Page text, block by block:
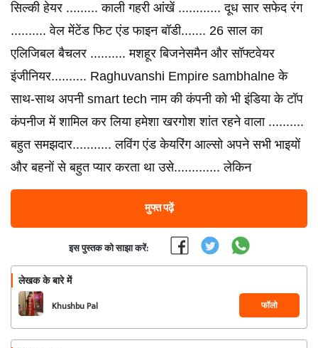
सिल्की हेयर ......... काली गहरी आंखें ............ दूध सार सफेद रंग
.......... वेल मेंटेंड फिट एंड फाइन बॉडी....... 26 साल का
एलिजिबल बैचलर .......... मशहूर बिजनेसमैन और सॉफ्टवेयर
इंजीनियर.......... Raghuvanshi Empire sambhalne के
साथ-साथ अपनी smart tech नाम की कंपनी को भी इंडिया के टॉप
कंपनीज में शामिल कर लिया हमेशा खरगोश शांत रहने वाला ..........
बहुत समझदार........... लविंग एंड केयरिंग आल्सो अपने सभी भाइयों
और बहनों से बहुत प्यार करता था उसे............. लेकिन
मुफ्त पढ़ें
इस पुस्तक को साझा करें:
लेखक के बारे में
Khushbu Pal फॉलो